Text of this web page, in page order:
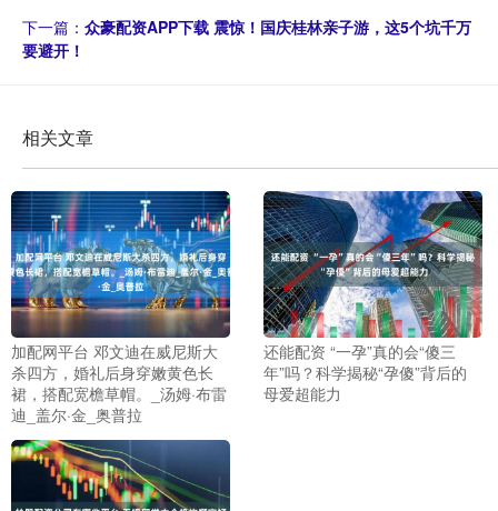
下一篇： 众豪配资APP下载 震惊！国庆桂林亲子游，这5个坑千万
要避开！
相关文章
加配网平台 邓文迪在威尼斯大
杀四方，婚礼后身穿嫩黄色长
裙，搭配宽檐草帽。_汤姆·布雷
迪_盖尔·金_奥普拉
还能配资 “一孕”真的会“傻三
年”吗？科学揭秘“孕傻”背后的
母爱超能力